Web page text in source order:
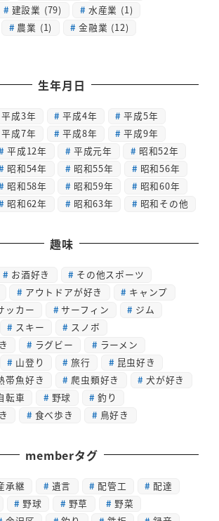
建設業 (79) 水産業 (1)
農業 (1) 金融業 (12)
生年月日
平成3年 平成4年
平成5年
平成7年 平成8年
平成9年
平成12年 平成元年
昭和52年
昭和54年 昭和55年
昭和56年
昭和58年 昭和59年
昭和60年
昭和62年 昭和63年 昭和その他
趣味
お酒好き
その他スポーツ
アウトドアが好き
キャンプ
ッカー サーフィン
ジム
スキー
スノボ
ラグビー
ラーメン
山登り 旅行
昆虫好き
帯魚好き 爬虫類好き
犬が好き
転車 野球
釣り
食べ歩き 鳥好き
memberタグ
承継 遺言 配管工
配達
野球 野草
野菜